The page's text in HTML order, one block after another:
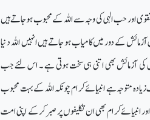
اور حب الہی کی وجہ سے اللہ کے محبوب ہوجاتے ہیں
کے دور میں کامیاب ہو جاتے ہیں انہیں اللہ دنیا
کی آزمائش بھی اتنی ہی سخت ہوتی ہے ۔ اس لئے جب
متوجہ ہے انبیائے کرام چونکہ اللہ کے بہت محبوب
کرام بھی ان تکلیفوں پر صبر کرکے اپنی امت